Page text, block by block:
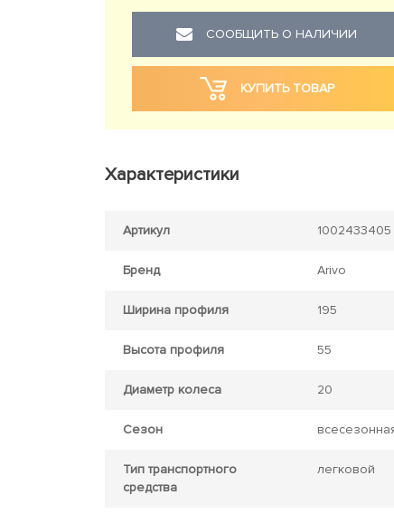
СООБЩИТЬ О НАЛИЧИИ
КУПИТЬ ТОВАР
Характеристики
Артикул 1002433405
Бренд Arivo
Ширина профиля 195
Высота профиля 55
Диаметр колеса 20
Сезон
Тип транспортного
средства
легковой